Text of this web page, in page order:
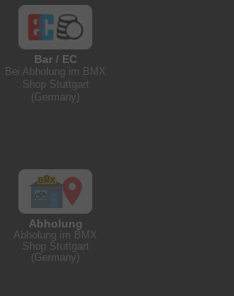
Bar / EC
Bei Abholung im BMX
Shop Stuttgart
(Germany)
Abholung
Abholung im BMX
Shop Stuttgart
(Germany)